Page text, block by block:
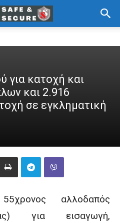
για κατοχή και
και 2.916
σε εγκληματική
αλλοδαπός
για εισαγωγή,